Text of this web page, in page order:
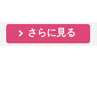
さらに見る